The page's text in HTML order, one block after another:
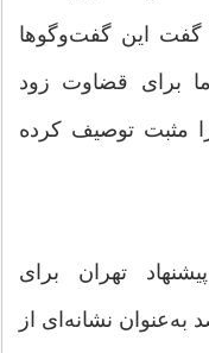
گفت این گفت‌وگوها
برای قضاوت زود
مثبت توصیف کرده
تهران برای
اورانیوم با غنای ۶۰ درصد به‌عنوان نشانه‌ای از